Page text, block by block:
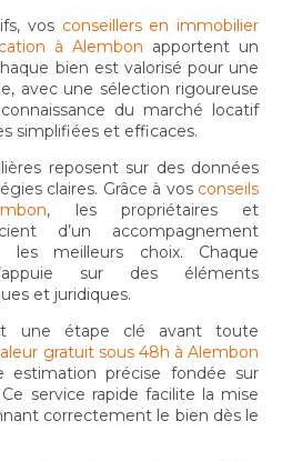
vos conseillers en immobilier
à Alembon apportent un
bien est valorisé pour une
avec une sélection rigoureuse
du marché locatif
simplifiées et efficaces.
reposent sur des données
claires. Grâce à vos conseils
, les propriétaires et
d’un accompagnement
meilleurs choix. Chaque
sur des éléments
et juridiques.
une étape clé avant toute
gratuit sous 48h à Alembon
estimation précise fondée sur
service rapide facilite la mise
correctement le bien dès le